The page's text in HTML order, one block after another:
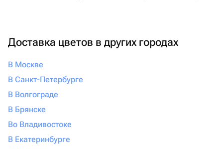
Доставка цветов в других городах
В Москве
В Санкт-Петербурге
В Волгограде
В Брянске
Во Владивостоке
В Екатеринбурге